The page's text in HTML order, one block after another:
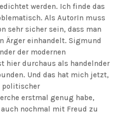
werden. Ich finde das
Als AutorIn muss
sehr sicher sein, dass man
Ärger einhandelt. Sigmund
der modernen
hier durchaus als handelnder
Und das hat mich jetzt,
politischer
erstmal genug habe,
nochmal mit Freud zu